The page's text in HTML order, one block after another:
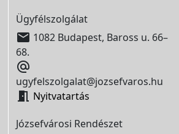
Ügyfélszolgálat
 1082 Budapest, Baross u. 66–
68.

ugyfelszolgalat@jozsefvaros.hu
 Nyitvatartás
Józsefvárosi Rendészet